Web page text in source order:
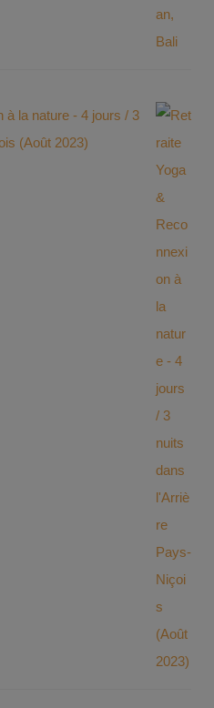
à la nature - 4 jours / 3
(Août 2023)